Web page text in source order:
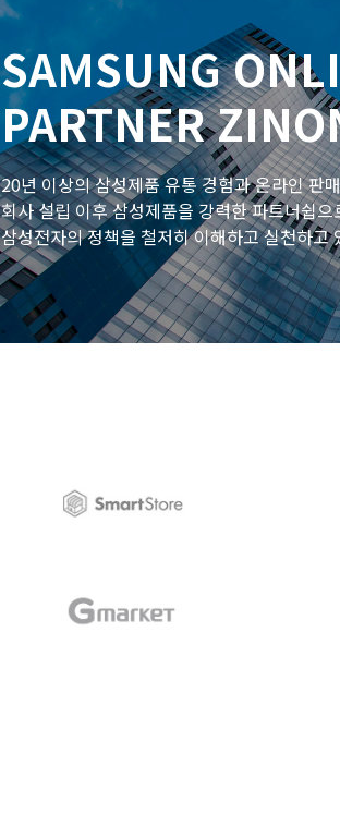
SAMSUNG ON
PARTNER
20년 이상의 삼성제품 유통 경험과 온라인 판
회사 설립 이후 삼성제품을강력한 파트너쉽으
삼성전자의 정책을 철저히 이해하고 실천하고